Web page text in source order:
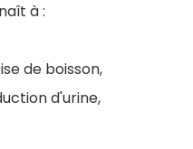
à :
de boisson,
d'urine,